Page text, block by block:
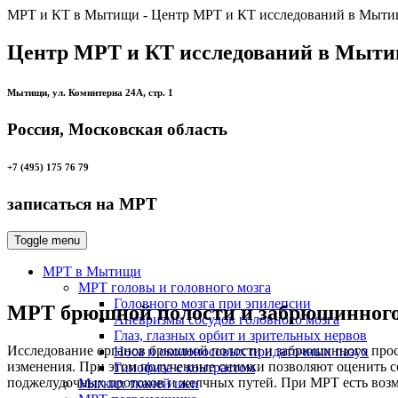
МРТ и КТ в Мытищи - Центр МРТ и КТ исследований в
Центр МРТ и КТ исследований в
Мытищи, ул. Коминтерна 24А, стр. 1
Россия, Московская область
+7 (495) 175 76 79
записаться на МРТ
Toggle menu
МРТ в Мытищи
МРТ головы и головного мозга
Головного мозга при эпилепсии
Аневризмы сосудов головного мозга
Глаз, глазных орбит и зрительных нервов
Носа и околоносовых придаточных пазух
Гипофиза с контрастом
Мягких тканей шеи
МРТ брюшной полости и забрюшинного
Исследование органов брюшной полости и забрюшинного
изменения. При этом полученные снимки позволяют оценить
поджелудочных протоков и желчных путей. При МРТ есть